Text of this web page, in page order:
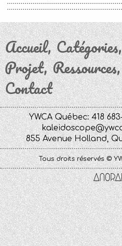
Accueil Catégories
Projet Ressources
Contact
YWCA Québec: 418
855 Avenue Holland,
Tous droits réservés ©